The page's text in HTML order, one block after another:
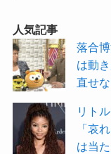
人気記事
落合
は動
直せ
リト
「哀
は当た